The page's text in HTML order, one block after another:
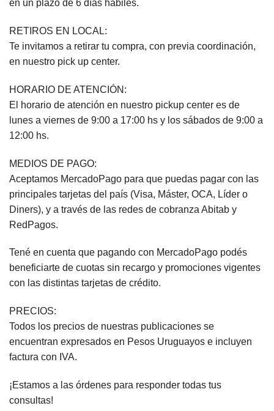
en un plazo de 6 días hábiles.
RETIROS EN LOCAL:
Te invitamos a retirar tu compra, con previa coordinación,
en nuestro pick up center.
HORARIO DE ATENCIÓN:
El horario de atención en nuestro pickup center es de
lunes a viernes de 9:00 a 17:00 hs y los sábados de 9:00 a
12:00 hs.
MEDIOS DE PAGO:
Aceptamos MercadoPago para que puedas pagar con las
principales tarjetas del país (Visa, Máster, OCA, Líder o
Diners), y a través de las redes de cobranza Abitab y
RedPagos.
Tené en cuenta que pagando con MercadoPago podés
beneficiarte de cuotas sin recargo y promociones vigentes
con las distintas tarjetas de crédito.
PRECIOS:
Todos los precios de nuestras publicaciones se
encuentran expresados en Pesos Uruguayos e incluyen
factura con IVA.
¡Estamos a las órdenes para responder todas tus
consultas!